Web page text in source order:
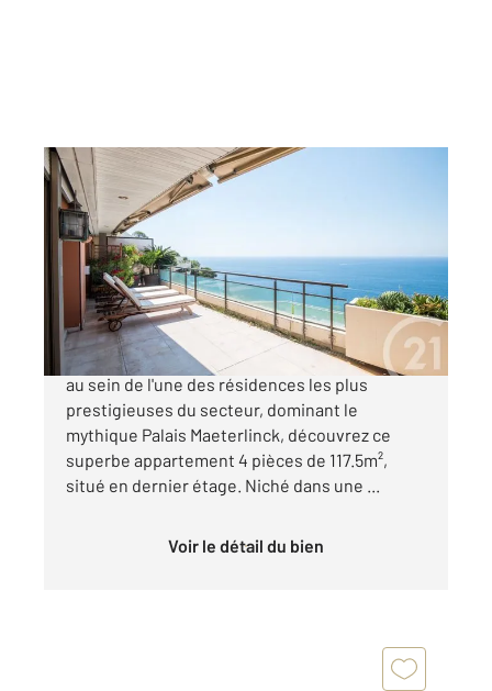
NICE 06
117,48 m
, 4 pièces
Ref : 16814
Appartement F4 à vendre
1 990 000 €
Cap de Nice - Dernier étage Idéalement situé,
au sein de l'une des résidences les plus
prestigieuses du secteur, dominant le
mythique Palais Maeterlinck, découvrez ce
superbe appartement 4 pièces de 117.5m²,
situé en dernier étage. Niché dans une ...
Voir le détail du bien